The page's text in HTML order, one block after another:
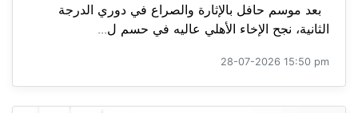
بعد موسم حافل بالإثارة والصراع في دوري الدرجة
الثانية، نجح الإخاء الأهلي عاليه في حسم ل...
28-07-2026 15:50 pm